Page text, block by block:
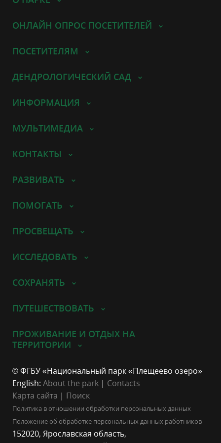
ОНЛАЙН ОПРОС ПОСЕТИТЕЛЕЙ
ПОСЕТИТЕЛЯМ
ДЕНДРОЛОГИЧЕСКИЙ САД
ИНФОРМАЦИЯ
МУЛЬТИМЕДИА
КОНТАКТЫ
РАЗВИВАТЬ
ПОМОГАТЬ
ПРОСВЕЩАТЬ
ИССЛЕДОВАТЬ
СОХРАНЯТЬ
ПУТЕШЕСТВОВАТЬ
ПРОЖИВАНИЕ И ОТДЫХ НА
ТЕРРИТОРИИ
© ФГБУ «Национальный парк «Плещеево озеро»
English: About the park | Contacts
Карта сайта | Поиск
Политика в отношении обработки персональных данных
Положение об обработке персональных данных работников
152020, Ярославская область,